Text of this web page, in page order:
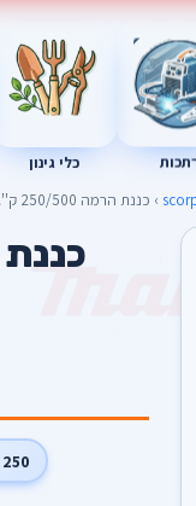
כלי גינון
› כננת הרמה 250/500 ק''ג
כננת
250 ק"ג